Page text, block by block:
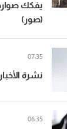
يفكك
(صور)
نشرة
07:35
06:35